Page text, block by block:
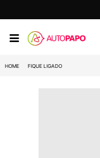
HOME FIQUE LIGADO